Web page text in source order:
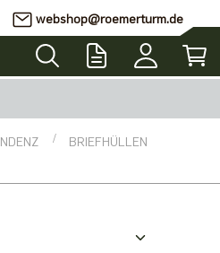
webshop@roemerturm.de
BRIEFHÜLLEN